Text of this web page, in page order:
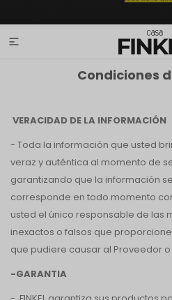

Condiciones
VERACIDAD DE LA INFORMACIÓN
- Toda la información que usted
veraz y auténtica al momento de
garantizando que la información
corresponde en todo momento
usted el único responsable de las
inexactos o falsos que
que pudiere causar al Proveedor
-GARANTIA